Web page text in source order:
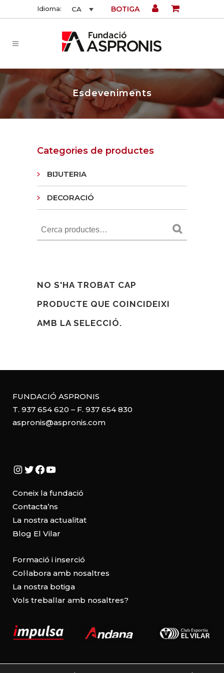
Idioma: CA BOTIGA
Esdeveniments
Categories de productes
BIJUTERIA
DECORACIÓ
Cercar
NO S'HA TROBAT CAP
PRODUCTE QUE COINCIDEIXI
AMB LA SELECCIÓ.
FUNDACIÓ ASPRONIS
T. 937 654 620 – F. 937 654 830
aspronis@aspronis.com
Instagram
Twitter
Facebook
YouTube
Coneix la fundació
Contacta’ns
La nostra actualitat
Blog El Vilar
Formació i inserció
Col·labora amb nosaltres
La nostra botiga
Vols treballar amb nosaltres?